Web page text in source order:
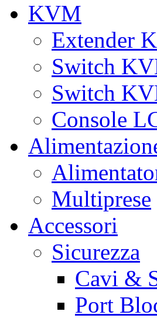
KVM
Extender
Switch
Switch
Console
Multiprese
Accessori
Sicurezza
Cavi &
Port